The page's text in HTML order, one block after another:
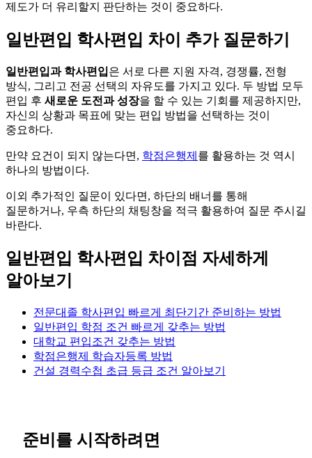
제도가 더 유리할지 판단하는 것이 중요하다.
일반편입 학사편입 차이 추가 질문하기
일반편입과 학사편입은 서로 다른 지원 자격, 경쟁률, 전형
방식, 그리고 전공 선택의 자유도를 가지고 있다. 두 방법 모두
편입 후 새로운 도전과 성장을 할 수 있는 기회를 제공하지만,
자신의 상황과 목표에 맞는 편입 방법을 선택하는 것이
중요하다.
만약 요건이 되지 않는다면, 학점은행제 를 활용하는 것 역시
하나의 방법이다.
이외 추가적인 질문이 있다면, 하단의 배너를 통해
질문하거나, 우측 하단의 채팅창을 적극 활용하여 질문 주시길
바란다.
일반편입 학사편입 차이점 자세하게
알아보기
전문대졸 학사편입 빠르게 최단기간 준비하는 방법
일반편입 학점 조건 빠르게 갖추는 방법
대학교 편입조건 갖추는 방법
학점은행제 학습자등록 방법
건설 경력수첩 초급 등급 조건 알아보기
준비를 시작하려면